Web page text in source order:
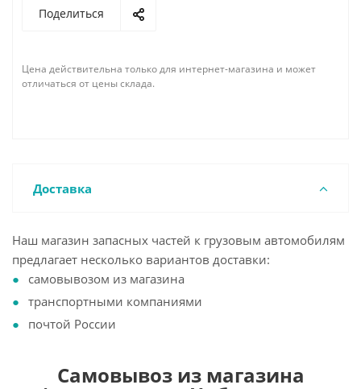
Поделиться
Цена действительна только для интернет-магазина и может
отличаться от цены склада.
Доставка
Наш магазин запасных частей к грузовым автомобилям
предлагает несколько вариантов доставки:
самовывозом из магазина
транспортными компаниями
почтой России
Самовывоз из магазина